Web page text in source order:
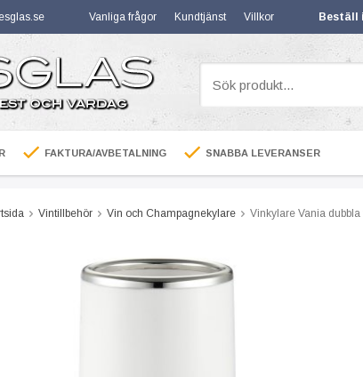
Vanliga frågor Kundtjänst Villkor Beställ
FAKTURA/AVBETALNING SNABBA LEVERANSER
Vintillbehör Vin och Champagnekylare Vinkylare Vania